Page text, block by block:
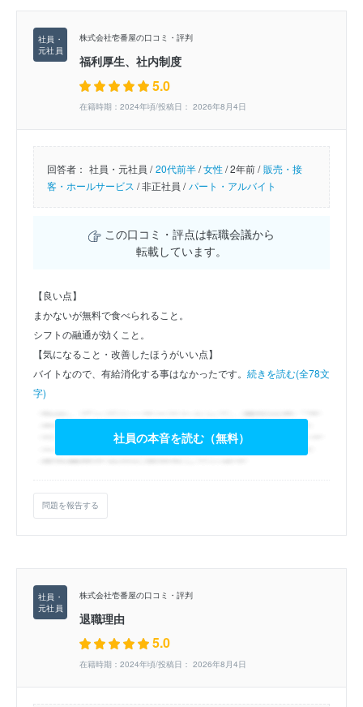
株式会社壱番屋の口コミ・評判
福利厚生、社内制度
5.0
在籍時期：2024年頃/投稿日： 2026年8月4日
回答者： 社員・元社員 / 20代前半/女性/2年前 / 販売・接
客・ホールサービス /非正社員 / パート・アルバイト
この口コミ・評点は転職会議から
転載しています。
【良い点】
まかないが無料で食べられること。
シフトの融通が効くこと。
【気になること・改善したほうがいい点】
バイトなので、有給消化する事はなかったです。 続きを読む(全78文
字)
社員の本音を読む（無料）
問題を報告する
株式会社壱番屋の口コミ・評判
退職理由
5.0
在籍時期：2024年頃/投稿日： 2026年8月4日